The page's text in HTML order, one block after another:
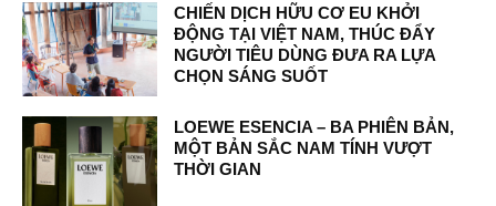
CHIẾN DỊCH HỮU CƠ EU KHỞI
ĐỘNG TẠI VIỆT NAM, THÚC ĐẨY
NGƯỜI TIÊU DÙNG ĐƯA RA LỰA
CHỌN SÁNG SUỐT
LOEWE ESENCIA – BA PHIÊN BẢN,
MỘT BẢN SẮC NAM TÍNH VƯỢT
THỜI GIAN